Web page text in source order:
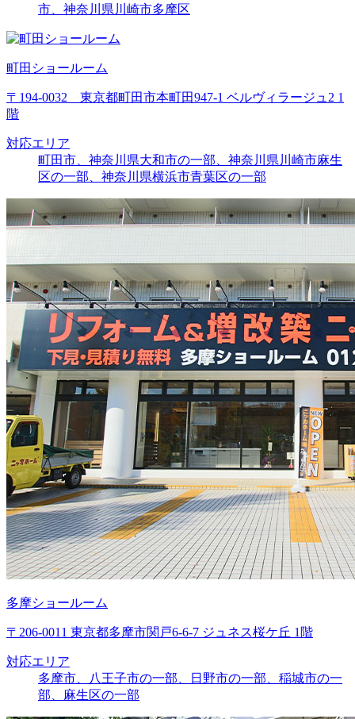
市、神奈川県川崎市多摩区
町田ショールーム
〒194-0032 東京都町田市本町田947-1 ベルヴィラージュ2 1
階
対応エリア
町田市、神奈川県大和市の一部、神奈川県川崎市麻生
区の一部、神奈川県横浜市青葉区の一部
多摩ショールーム
〒206-0011 東京都多摩市関戸6-6-7 ジュネス桜ケ丘 1階
対応エリア
多摩市、八王子市の一部、日野市の一部、稲城市の一
部、麻生区の一部